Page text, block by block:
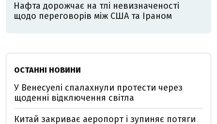
Нафта дорожчає на тлі невизначеності
щодо переговорів між США та Іраном
ОСТАННІ НОВИНИ
У Венесуелі спалахнули протести через
щоденні відключення світла
Китай закриває аеропорт і зупиняє потяги